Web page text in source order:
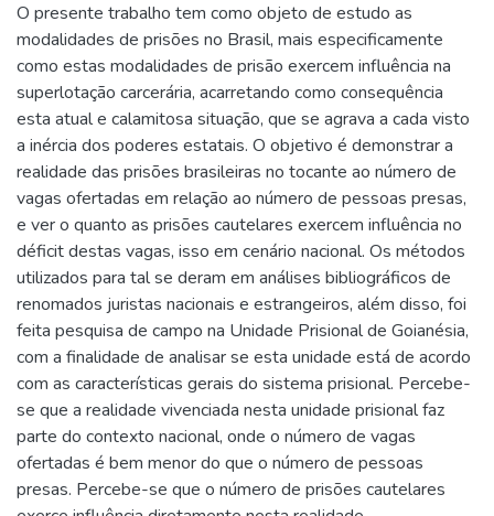
O presente trabalho tem como objeto de estudo as
modalidades de prisões no Brasil, mais especificamente
como estas modalidades de prisão exercem influência na
superlotação carcerária, acarretando como consequência
esta atual e calamitosa situação, que se agrava a cada visto
a inércia dos poderes estatais. O objetivo é demonstrar a
realidade das prisões brasileiras no tocante ao número de
vagas ofertadas em relação ao número de pessoas presas,
e ver o quanto as prisões cautelares exercem influência no
déficit destas vagas, isso em cenário nacional. Os métodos
utilizados para tal se deram em análises bibliográficos de
renomados juristas nacionais e estrangeiros, além disso, foi
feita pesquisa de campo na Unidade Prisional de Goianésia,
com a finalidade de analisar se esta unidade está de acordo
com as características gerais do sistema prisional. Percebe-
se que a realidade vivenciada nesta unidade prisional faz
parte do contexto nacional, onde o número de vagas
ofertadas é bem menor do que o número de pessoas
presas. Percebe-se que o número de prisões cautelares